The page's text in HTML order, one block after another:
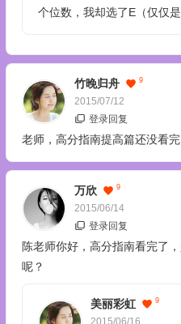
个位数，我却选了E（仅仅是
竹晚归舟 9
2015/07/12
登录回复
老师，高分指南提高篇还没看
万欣 9
2015/06/14
登录回复
陈老师你好，高分指南看完了
呢？
美丽彩虹 9